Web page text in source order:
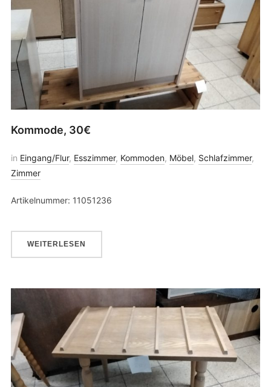
Kommode, 30€
in Eingang/Flur, Esszimmer, Kommoden, Möbel, Schlafzimmer,
Zimmer
Artikelnummer: 11051236
WEITERLESEN